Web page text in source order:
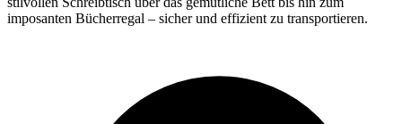
imposanten Bücherregal – sicher und effizient zu transportieren.